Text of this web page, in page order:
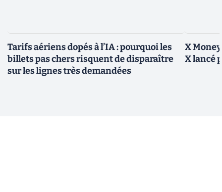
Tarifs aériens dopés à l’IA : pourquoi les
billets pas chers risquent de disparaître
sur les lignes très demandées
X
X lancé